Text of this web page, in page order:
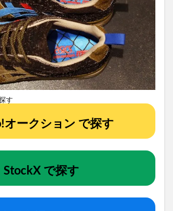
す
オークション で探す
StockX で探す